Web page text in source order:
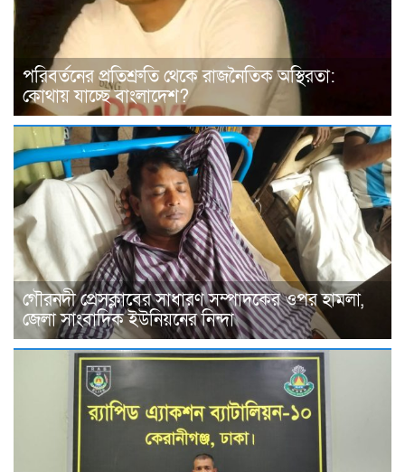
পরিবর্তনের প্রতিশ্রুতি থেকে রাজনৈতিক অস্থিরতা:
কোথায় যাচ্ছে বাংলাদেশ?
গৌরনদী প্রেসক্লাবের সাধারণ সম্পাদকের ওপর হামলা,
জেলা সাংবাদিক ইউনিয়নের নিন্দা